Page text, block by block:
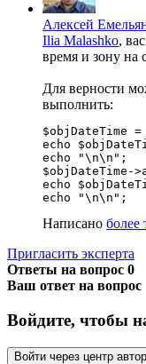
Алексей
Ilia Malashko,
время и зону на
Для верности
выполнить:
$objDateTime
echo
echo "\n\n";
$objDateTime-
echo
echo "\n\n";
Написано более
Пригласить эксперта
Ответы на вопрос 0
Ваш ответ на вопрос
Войдите, чтобы
Войти через центр